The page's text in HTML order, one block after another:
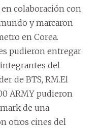
colaboración con
y marcaron
en Corea.
pudieron entregar
integrantes del
de BTS, RM.El
ARMY pudieron
de una
otros cines del